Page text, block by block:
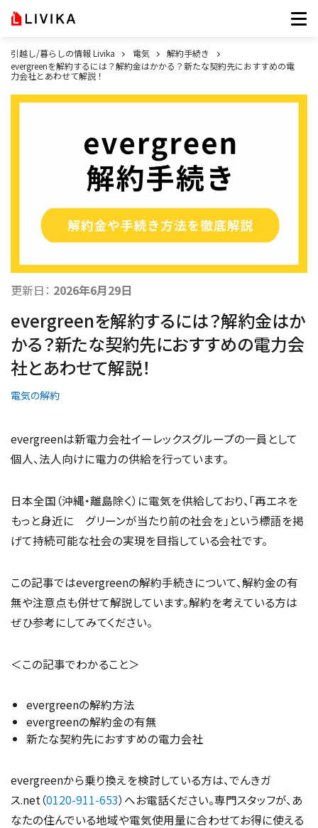
引越し/暮らしの情報 Livika 電気
解約手続き
evergreenを解約するには？解約金はかかる？新たな契約先におすすめの電
力会社とあわせて解説！
更新日： 2026年6月29日
evergreenを解約するには？解約金はか
かる？新たな契約先におすすめの電力会
社とあわせて解説！
電気の解約
evergreenは新電力会社イーレックスグループの一員として
個人、法人向けに電力の供給を行っています。
日本全国（沖縄・離島除く）に電気を供給しており、「再エネを
もっと身近に グリーンが当たり前の社会を」という標語を掲
げて持続可能な社会の実現を目指している会社です。
この記事ではevergreenの解約手続きについて、解約金の有
無や注意点も併せて解説しています。解約を考えている方は
ぜひ参考にしてみてください。
＜この記事でわかること＞
evergreenの解約方法
evergreenの解約金の有無
新たな契約先におすすめの電力会社
evergreenから乗り換えを検討している方は、でんきガ
ス.net（0120-911-653）へお電話ください。専門スタッフが、あ
なたの住んでいる地域や電気使用量に合わせてお得に使える